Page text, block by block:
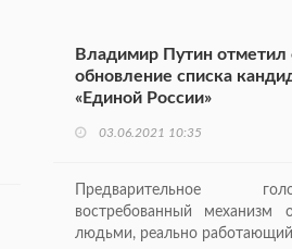
Владимир Путин отметил
обновление списка
«Единой России»
03.06.2021 10:35
Предварительное
востребованный механизм
людьми, реально